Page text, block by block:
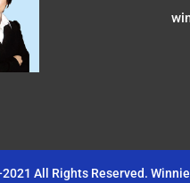
All Rights Reserved.